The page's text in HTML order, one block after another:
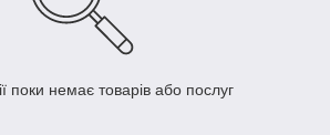
поки немає товарів або послуг